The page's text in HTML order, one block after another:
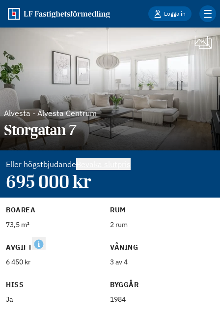
Logga in
Alvesta - Alvesta Centrum
Storgatan 7
Eller högstbjudande
695 000kr
BOAREA
73,5 m²
RUM
2 rum
AVGIFT
6 450 kr
VÅNING
3 av 4
HISS
Ja
BYGGÅR
1984